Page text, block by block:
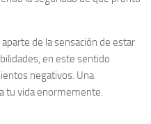
de la sensación de estar
en este sentido
negativos. Una
tu vida enormemente.